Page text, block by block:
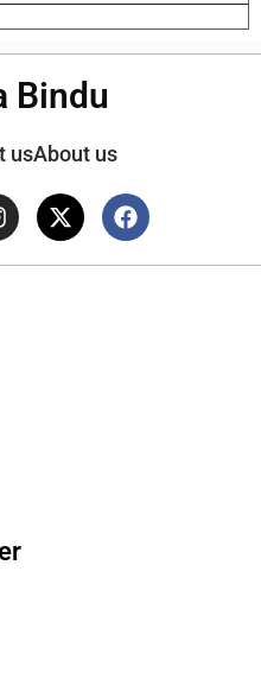
Bindu
usAbout us